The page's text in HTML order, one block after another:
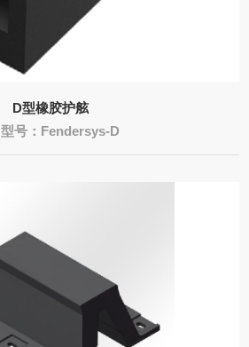
D型橡胶护舷
型号：Fendersys-D